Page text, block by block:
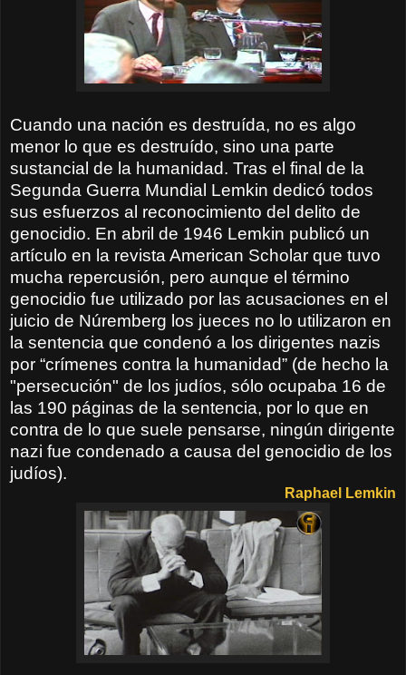
Cuando una nación es destruída, no es algo
menor lo que es destruído, sino una parte
sustancial de la humanidad. Tras el final de la
Segunda Guerra Mundial Lemkin dedicó todos
sus esfuerzos al reconocimiento del delito de
genocidio. En abril de 1946 Lemkin publicó un
artículo en la revista American Scholar que tuvo
mucha repercusión, pero aunque el término
genocidio fue utilizado por las acusaciones en el
juicio de Núremberg los jueces no lo utilizaron en
la sentencia que condenó a los dirigentes nazis
por “crímenes contra la humanidad” (de hecho la
"persecución" de los judíos, sólo ocupaba 16 de
las 190 páginas de la sentencia, por lo que en
contra de lo que suele pensarse, ningún dirigente
nazi fue condenado a causa del genocidio de los
judíos).
Raphael Lemkin